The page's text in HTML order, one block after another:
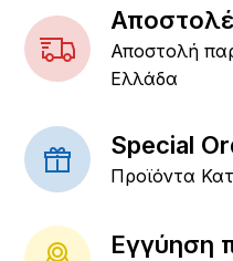
Αποστολή
Ελλάδα
Special
Προϊόντα
Εγγύηση